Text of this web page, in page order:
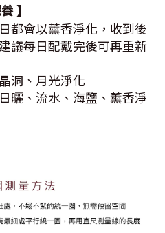
】
都會以薰香淨化，收到後
議每日配戴完後可再重新
洞、月光淨化
曬、流水、海鹽、薰香淨